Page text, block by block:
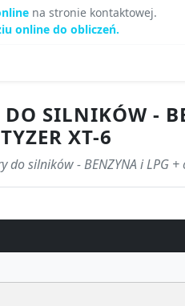
na stronie kontaktowej.
online do obliczeń.
SILNIKÓW -
XT-6
silników - BENZYNA i LPG